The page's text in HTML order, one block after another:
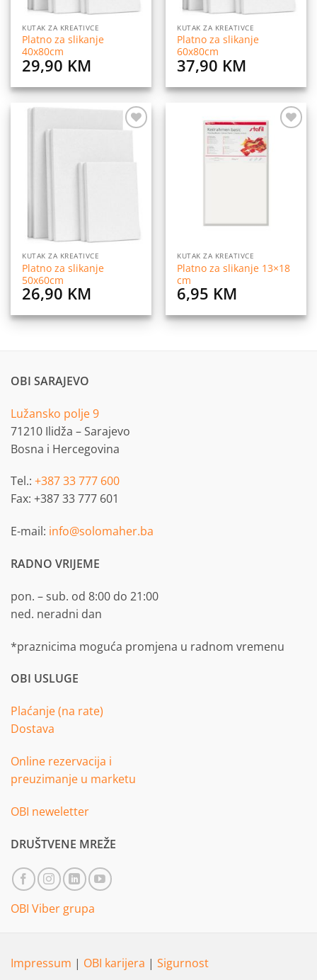
KUTAK ZA KREATIVCE
Platno za slikanje
40x80cm
29,90 KM
KUTAK ZA KREATIVCE
Platno za slikanje
60x80cm
37,90 KM
KUTAK ZA KREATIVCE
Platno za slikanje
50x60cm
26,90 KM
KUTAK ZA KREATIVCE
Platno za slikanje 13×18
cm
6,95 KM
OBI SARAJEVO
Lužansko polje 9
71210 Ilidža – Sarajevo
Bosna i Hercegovina
Tel.: +387 33 777 600
Fax: +387 33 777 601
E-mail: info@solomaher.ba
RADNO VRIJEME
pon. – sub. od 8:00 do 21:00
ned. neradni dan
*praznicima moguća promjena u radnom vremenu
OBI USLUGE
Plaćanje (na rate)
Dostava
Online rezervacija i
preuzimanje u marketu
OBI neweletter
DRUŠTVENE MREŽE
OBI Viber grupa
Impressum | OBI karijera | Sigurnost